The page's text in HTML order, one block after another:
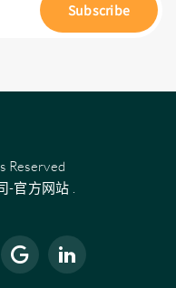
Subscribe
Reserved
-官方网站 .